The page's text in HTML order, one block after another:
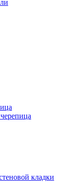
кладки